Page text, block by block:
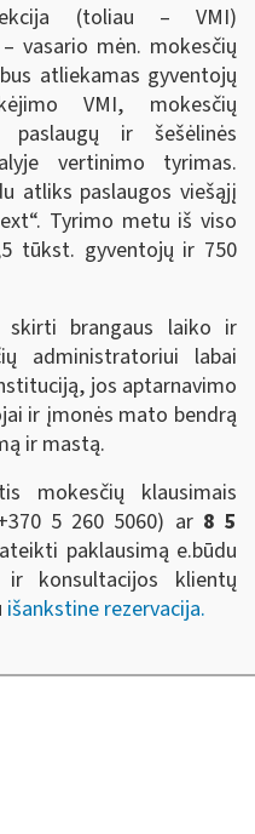
(toliau – VMI)
vasario mėn. mokesčių
atliekamas gyventojų
VMI, mokesčių
paslaugų ir šešėlinės
vertinimo tyrimas.
atliks paslaugos viešąjį
Tyrimo metu iš viso
tūkst. gyventojų ir 750
skirti brangaus laiko ir
administratoriui labai
jos aptarnavimo
ir įmonės mato bendrą
ir mastą.
mokesčių klausimais
5 260 5060) ar 8 5
paklausimą e.būdu
ir konsultacijos klientų
išankstine rezervacija.